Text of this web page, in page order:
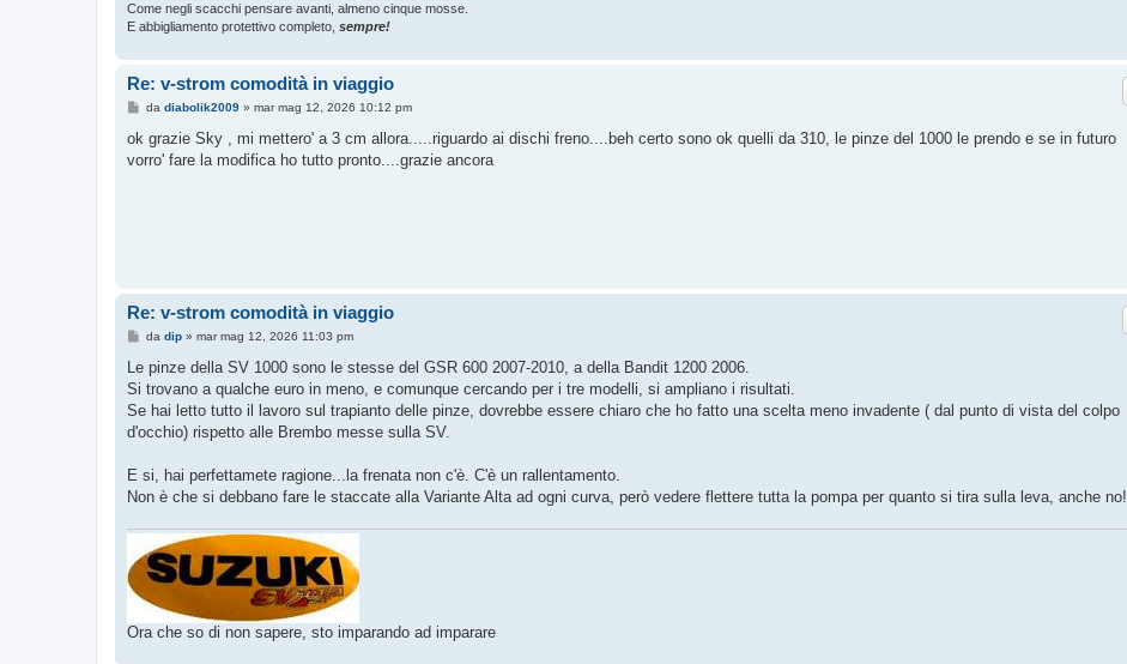
Come negli scacchi pensare avanti, almeno cinque mosse.
E abbigliamento protettivo completo, sempre!
Re: v-strom comodità in viaggio
M
s
a
da diabolik2009» mar mag 12, 2026 10:12 pm
ok grazie Sky , mi mettero' a 3 cm allora.....riguardo ai dischi freno....beh certo sono ok quelli da 310, le pinze del 1000 le prendo e se in futuro
vorro' fare la modifica ho tutto pronto....grazie ancora
Re: v-strom comodità in viaggio
M
s
a
g
i
da dip» mar mag 12, 2026 11:03 pm
Le pinze della SV 1000 sono le stesse del GSR 600 2007-2010, a della Bandit 1200 2006.
Si trovano a qualche euro in meno, e comunque cercando per i tre modelli, si ampliano i risultati.
Se hai letto tutto il lavoro sul trapianto delle pinze, dovrebbe essere chiaro che ho fatto una scelta meno invadente ( dal punto di vista del colpo
d'occhio) rispetto alle Brembo messe sulla SV.
E si, hai perfettamete ragione...la frenata non c'è. C'è un rallentamento.
Non è che si debbano fare le staccate alla Variante Alta ad ogni curva, però vedere flettere tutta la pompa per quanto si tira sulla leva, anche no!
Ora che so di non sapere, sto imparando ad imparare